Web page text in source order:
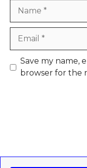
Save my name,
browser for the